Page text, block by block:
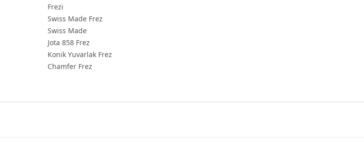
Frezi
Swiss Made Frez
Swiss Made
Jota 858 Frez
Konik Yuvarlak Frez
Chamfer Frez